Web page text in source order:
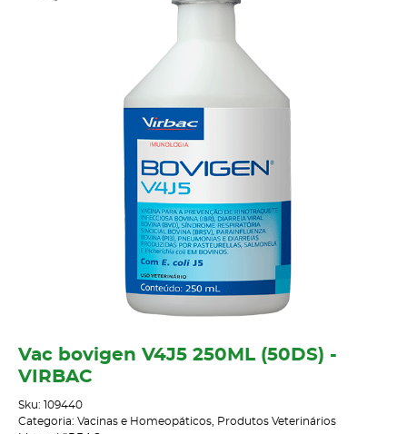
Vac bovigen V4J5 250ML (50DS) -
VIRBAC
Sku: 109440
Categoria: Vacinas e Homeopáticos
Produtos Veterinários